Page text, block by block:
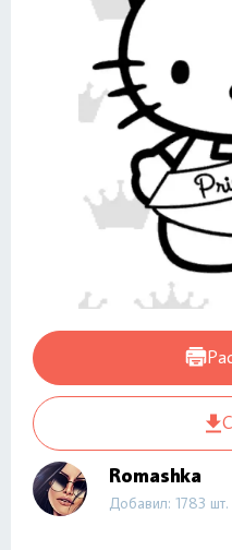
Romashka
Добавил: 1783 шт.